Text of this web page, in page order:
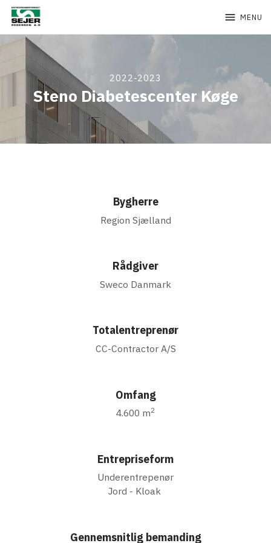
menu MENU
2022-2023
Steno Diabetescenter Køge
Bygherre
Region Sjælland
Rådgiver
Sweco Danmark
Totalentreprenør
CC-Contractor A/S
Omfang
4.600 m2
Entrepriseform
Underentrepenør
Jord - Kloak
Gennemsnitlig bemanding